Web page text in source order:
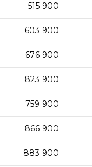
515 900
603 900
676 900
823 900
759 900
866 900
883 900